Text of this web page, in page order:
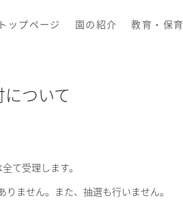
トップページ 園の紹介 教育・保育
ついて
て受理します。
ません。また、抽選も行いません。